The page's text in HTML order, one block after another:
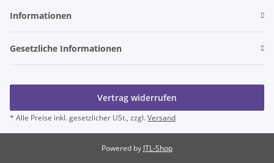
Informationen
Gesetzliche Informationen
Vertrag widerrufen
* Alle Preise inkl. gesetzlicher USt., zzgl.Versand
Powered by JTL-Shop